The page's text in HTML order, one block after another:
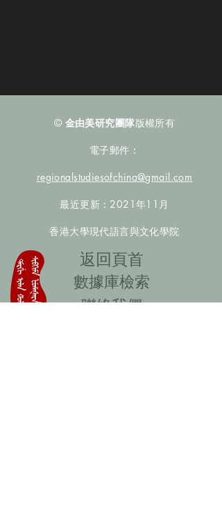
© 金由美研究團隊版權所有
電子郵件：
regionalstudiesofchina@gmail.com
最近更新：2021年11月
香港大學現代語言與文化學院
​返回頁首
數據庫檢索
聯絡我們